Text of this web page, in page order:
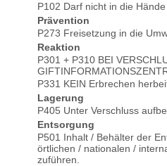
P102 Darf nicht in die
Prävention
P273 Freisetzung in die
Reaktion
P301 + P310 BEI
P331 KEIN Erbrechen
Lagerung
P405 Unter Verschluss
Entsorgung
P501 Inhalt / Behälter der
örtlichen / nationalen /
zuführen.